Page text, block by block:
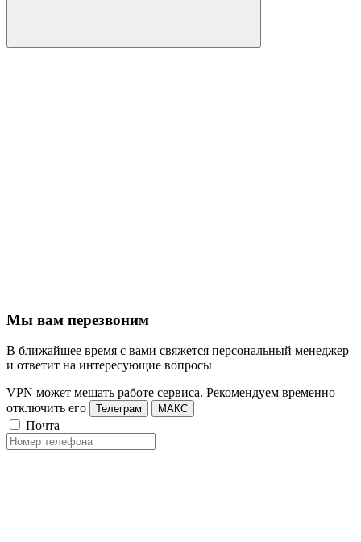
Мы вам перезвоним
В ближайшее время с вами свяжется персональный менеджер
и ответит на интересующие вопросы
VPN может мешать работе сервиса. Рекомендуем временно
отключить его
Телеграм МАКС
Почта